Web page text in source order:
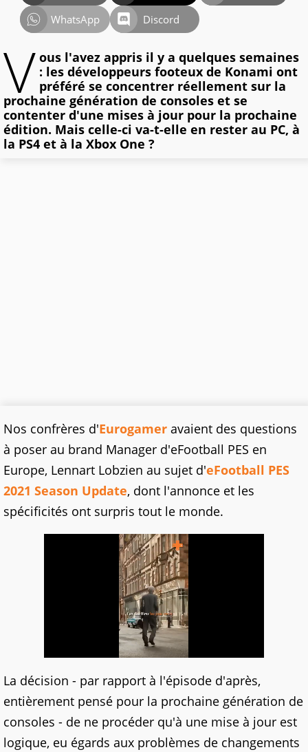
WhatsApp
Discord
V ous l'avez appris il y a quelques semaines
: les développeurs footeux de Konami ont
préféré se concentrer réellement sur la
prochaine génération de consoles et se
contenter d'une mises à jour pour la prochaine
édition. Mais celle-ci va-t-elle en rester au PC, à
la PS4 et à la Xbox One ?
Nos confrères d'Eurogamer avaient des questions
à poser au brand Manager d'eFootball PES en
Europe, Lennart Lobzien au sujet d'eFootball PES
2021 Season Update, dont l'annonce et les
spécificités ont surpris tout le monde.
La décision - par rapport à l'épisode d'après,
entièrement pensé pour la prochaine génération de
consoles - de ne procéder qu'à une mise à jour est
logique, eu égards aux problèmes de changements